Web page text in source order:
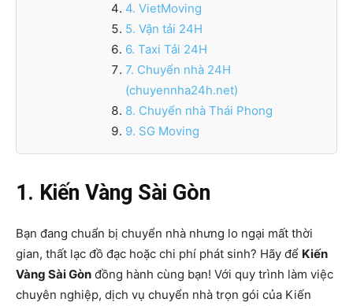
4. VietMoving
5. Vận tải 24H
6. Taxi Tải 24H
7. Chuyển nhà 24H
(chuyennha24h.net)
8. Chuyển nhà Thái Phong
9. SG Moving
1. Kiến Vàng Sài Gòn
Bạn đang chuẩn bị chuyển nhà nhưng lo ngại mất thời
gian, thất lạc đồ đạc hoặc chi phí phát sinh? Hãy để Kiến
Vàng Sài Gòn đồng hành cùng bạn! Với quy trình làm việc
chuyên nghiệp, dịch vụ chuyển nhà trọn gói của Kiến